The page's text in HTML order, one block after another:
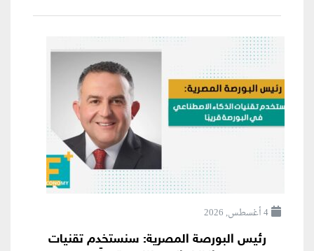
4 أغسطس, 2026
رئيس البورصة المصرية: سنستخدم تقنيات